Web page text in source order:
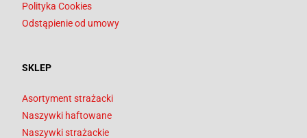
Polityka Cookies
Odstąpienie od umowy
SKLEP
Asortyment strażacki
Naszywki haftowane
Naszywki strażackie